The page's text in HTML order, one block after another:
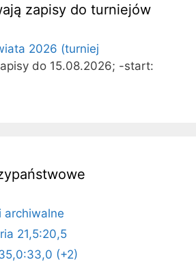
zapisy do turniejów
2026 (turniej
do 15.08.2026; -start:
archiwalne
21,5:20,5
(+2)